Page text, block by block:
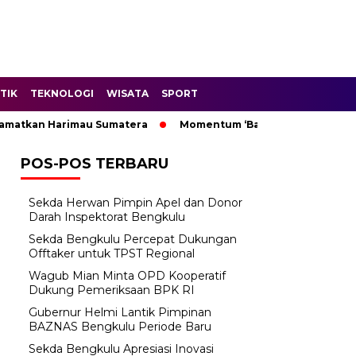
TEKNOLOGI WISATA SPORT
Harimau Sumatera Momentum ‘Bantu Rakyat’: Wagub
POS-POS TERBARU
Sekda Herwan Pimpin Apel dan Donor
Darah Inspektorat Bengkulu
Sekda Bengkulu Percepat Dukungan
Offtaker untuk TPST Regional
Wagub Mian Minta OPD Kooperatif
Dukung Pemeriksaan BPK RI
Gubernur Helmi Lantik Pimpinan
BAZNAS Bengkulu Periode Baru
Sekda Bengkulu Apresiasi Inovasi